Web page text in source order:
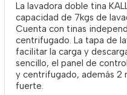
La lavadora doble tina
capacidad de 7kgs de
Cuenta con tinas
centrifugado. La tapa de
facilitar la carga y
sencillo, el panel de
y centrifugado, además 2
fuerte.